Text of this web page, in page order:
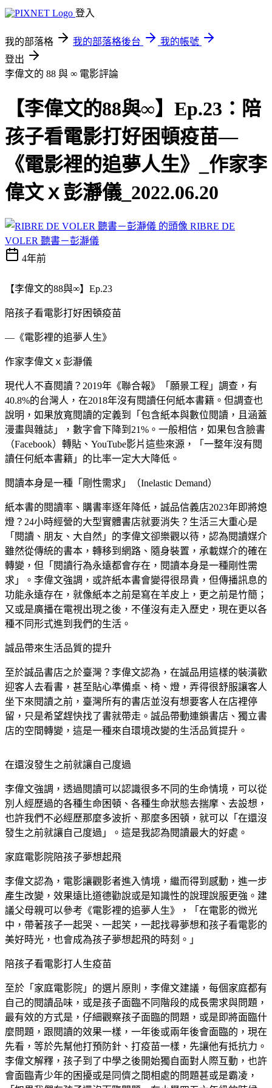
登入
我的部落格 我的部落格後台
我的帳號
登出
李偉文的 88 與 ∞ 電影評論
【李偉文的88與∞】Ep.23：陪
孩子看電影打好困頓疫苗—
《電影裡的追夢人生》_作家李
偉文ｘ彭瀞儀_2022.06.20
RIBRE DE
VOLER 聽書－彭瀞儀
4年前
【李偉文的88與∞】Ep.23
陪孩子看電影打好困頓疫苗
—《電影裡的追夢人生》
作家李偉文ｘ彭瀞儀
現代人不喜閱讀？2019年《聯合報》「願景工程」調查，有
40.8%的台灣人，在2018年沒有閱讀任何紙本書籍。但調查也
說明，如果放寬閱讀的定義到「包含紙本與數位閱讀，且涵蓋
漫畫與雜誌」，數字會下降到21%。一般相信，如果包含臉書
（Facebook）轉貼、YouTube影片這些來源，「一整年沒有閱
讀任何紙本書籍」的比率一定大大降低。
閱讀本身是一種「剛性需求」（Inelastic Demand）
紙本書的閱讀率、購書率逐年降低，誠品信義店2023年即將熄
燈？24小時經營的大型實體書店就要消失？生活三大重心是
「閱讀、朋友、大自然」的李偉文卻樂觀以待，認為閱讀媒介
雖然從傳統的書本，轉移到網路、隨身裝置，承載媒介的確在
轉變，但「閱讀行為永遠都會存在， 閱讀本身是一種剛性需
求 」。李偉文強調，或許紙本書會變得很昂貴，但傳播訊息的
功能永遠存在，就像紙本之前是寫在羊皮上，更之前是竹簡；
又或是廣播在電視出現之後，不僅沒有走入歷史，現在更以各
種不同形式進到我們的生活。
誠品帶來生活品質的提升
至於誠品書店之於臺灣？李偉文認為，在誠品用這樣的裝潢歡
迎客人去看書，甚至貼心準備桌、椅、燈，弄得很舒服讓客人
坐下來閱讀之前，臺灣所有的書店並沒有想要客人在店裡停
留，只是希望趕快找了書就帶走。誠品帶動連鎖書店、獨立書
店的空間轉變，這是一種來自環境改變的生活品質提升。
在還沒發生之前就讓自己度過
李偉文強調，透過閱讀可以認識很多不同的生命情境，可以從
別人經歷過的各種生命困頓、各種生命狀態去揣摩、去設想，
也許我們不必經歷那麼多波折、那麼多困頓，就可以「在還沒
發生之前就讓自己度過」。這是我認為閱讀最大的好處。
家庭電影院陪孩子夢想起飛
李偉文認為，電影讓觀影者進入情境，繼而得到感動，進一步
產生改變，效果遠比道德勸說或是知識性的說理說服更強。建
議父母親可以參考《電影裡的追夢人生》，「在電影的微光
中，帶著孩子一起哭、一起笑，一起找尋夢想和孩子看電影的
美好時光，也會成為孩子夢想起飛的時刻。」
陪孩子看電影打人生疫苗
至於「家庭電影院」的選片原則，李偉文建議，每個家庭都有
自己的閱讀品味，或是孩子面臨不同階段的成長需求與問題，
最有效的方式是，仔細觀察孩子面臨的問題，或是即將面臨什
麼問題，跟閱讀的效果一樣，一年後或兩年後會面臨的，現在
先看，等於先幫他打預防針、打疫苗一樣，先讓他有抵抗力。
李偉文解釋，孩子到了中學之後開始獨自面對人際互動，也許
會面臨青少年的困擾或是同儕之間相處的問題甚或是霸凌，